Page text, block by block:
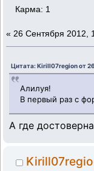
Карма: 1
« 26 Сентября 2012,
Цитата: Kirill07region от
Алилуя!
В первый раз с
А где